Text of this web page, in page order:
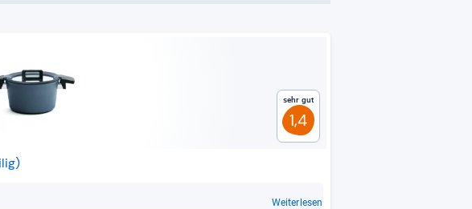
Sehr gut
1,4
Weiterlesen